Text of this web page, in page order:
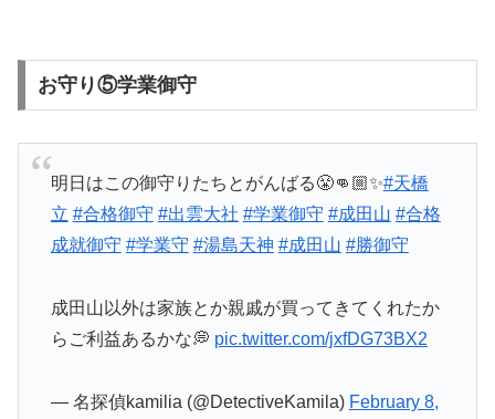
お守り⑤学業御守
明日はこの御守りたちとがんばる😤👊🏼✨#天橋
立 #合格御守 #出雲大社 #学業御守 #成田山 #合格
成就御守 #学業守 #湯島天神 #成田山 #勝御守
成田山以外は家族とか親戚が買ってきてくれたか
らご利益あるかな💭 pic.twitter.com/jxfDG73BX2
— 名探偵kamilia (@DetectiveKamila) February 8,